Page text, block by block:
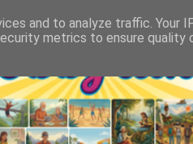
and to analyze traffic. Your
metrics to ensure quality